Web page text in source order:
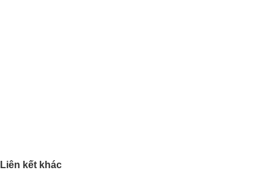
Liên kết khác